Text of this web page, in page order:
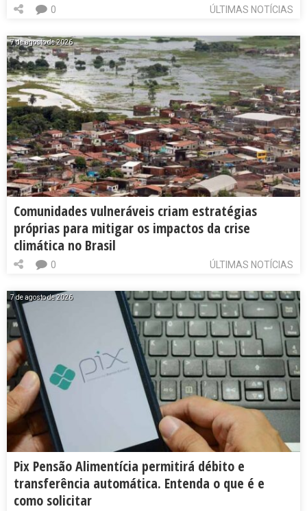
ÚLTIMAS NOTÍCIAS
0
7 de agosto de 2026
Comunidades vulneráveis criam estratégias
próprias para mitigar os impactos da crise
climática no Brasil
ÚLTIMAS NOTÍCIAS
0
7 de agosto de 2026
Pix Pensão Alimentícia permitirá débito e
transferência automática. Entenda o que é e
como solicitar